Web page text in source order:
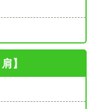
】